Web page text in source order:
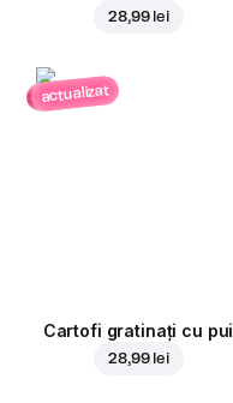
28,99 lei
actualizat
Cartofi gratinați cu pui
28,99 lei